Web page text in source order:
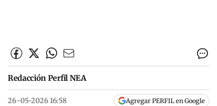
Redacción Perfil NEA
26-05-2026 16:58 Agregar PERFIL en Google